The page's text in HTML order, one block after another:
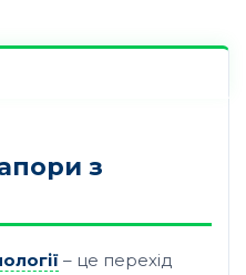
з
– це перехід